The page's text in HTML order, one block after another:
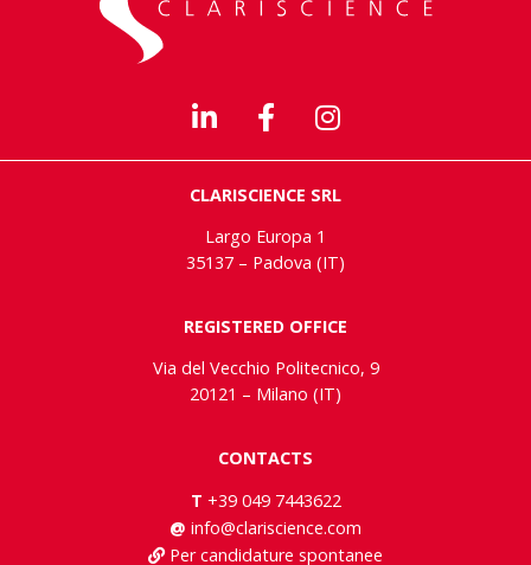
CLARISCIENCE SRL
Largo Europa 1
35137 – Padova (IT)
REGISTERED OFFICE
Via del Vecchio Politecnico, 9
20121 – Milano (IT)
CONTACTS
T +39 049 7443622
@ info@clariscience.com
Per candidature spontanee